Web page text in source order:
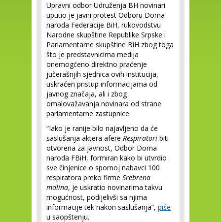
Upravni odbor Udruženja BH novinari
uputio je javni protest Odboru Doma
naroda Federacije BiH, rukovodstvu
Narodne skupštine Republike Srpske i
Parlamentarne skupštine BiH zbog toga
što je predstavnicima medija
onemogćeno direktno praćenje
jučerašnjih sjednica ovih institucija,
uskraćen pristup informacijama od
javnog značaja, ali i zbog
omalovažavanja novinara od strane
parlamentarne zastupnice.
“Iako je ranije bilo najavljeno da će
saslušanja aktera afere Respiratori biti
otvorena za javnost, Odbor Doma
naroda FBiH, formiran kako bi utvrdio
sve činjenice o spornoj nabavci 100
respiratora preko firme Srebrena
malina, je uskratio novinarima takvu
mogućnost, podijelivši sa njima
informacije tek nakon saslušanja”, piše
u saopštenju.